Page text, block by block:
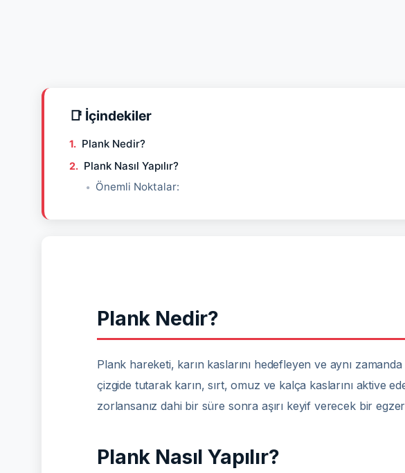
📑 İçindekiler
Plank Nedir?
Plank Nasıl Yapılır?
Önemli Noktalar:
Plank Nedir?
Plank hareketi, karın kaslarını hedefleyen ve aynı
çizgide tutarak karın, sırt, omuz ve kalça kaslarını aktive
zorlansanız dahi bir süre sonra aşırı keyif verecek bir
Plank Nasıl Yapılır?